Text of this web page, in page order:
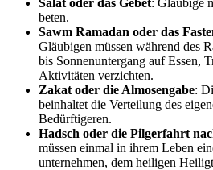
beten.
Sawm Ramadan oder das
Gläubigen müssen während des
bis Sonnenuntergang auf Essen,
Aktivitäten verzichten.
Zakat oder die Almosengabe:
beinhaltet die Verteilung des
Bedürftigeren.
Hadsch oder die Pilgerfahrt
müssen einmal in ihrem Leben
unternehmen, dem heiligen